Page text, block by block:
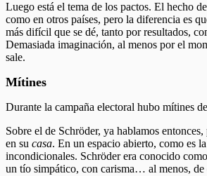
Luego está el tema de los pactos. El hecho
como en otros países, pero la diferencia es
más difícil que se dé, tanto por resultados,
Demasiada imaginación, al menos por el
sale.
Mítines
Durante la campaña electoral hubo mítines
Sobre el de Schröder, ya hablamos
en su casa. En un espacio abierto, como es
incondicionales. Schröder era conocido
un tío simpático, con carisma… al menos, de